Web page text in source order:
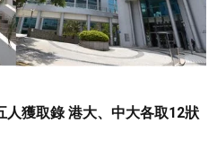
人獲取錄 港大、中大各取12狀